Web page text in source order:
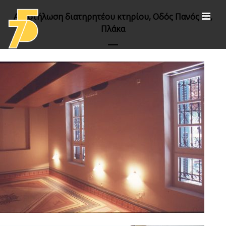
Έργα
αθλητικές εγκαταστάσεις
πολιτισμός /αποκαταστάσεις /εκθεσιακοί
χώροι
εκπαίδευση
υγεία και διοίκηση
Αναστήλωση διατηρητέου κτηρίου, Οδός Πανός 22,
Πλάκα